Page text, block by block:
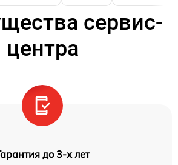
сервис-
центра
до 3-х лет